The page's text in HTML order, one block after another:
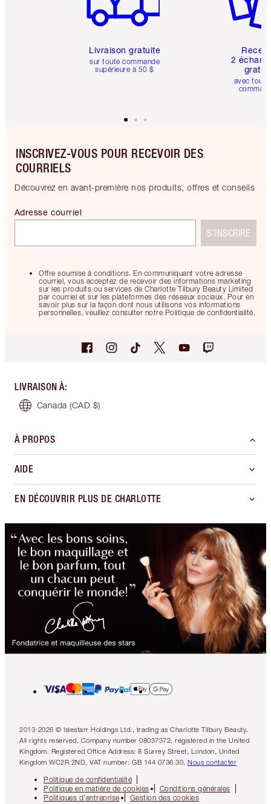
Livraison gratuite
sur toute commande
supérieure à 50 $
2
avec
INSCRIVEZ-VOUS POUR RECEVOIR DES
COURRIELS
Découvrez en avant-première nos produits, offres et conseils
Offre soumise à conditions. En communiquant votre adresse
courriel, vous acceptez de recevoir des informations marketing
sur les produits ou services de Charlotte Tilbury Beauty Limited
par courriel et sur les plateformes des réseaux sociaux. Pour en
savoir plus sur la façon dont nous utilisons vos informations
personnelles, veuillez consulter notre Politique de confidentialité.
Adresse courriel
S’INSCRIRE
LIVRAISON À:
Canada (CAD $)
À PROPOS
AIDE
EN DÉCOUVRIR PLUS DE CHARLOTTE
2013-2026 © Islestarr Holdings Ltd., trading as Charlotte Tilbury Beauty.
All rights reserved. Company number 08037372, registered in the United
Kingdom. Registered Office Address: 8 Surrey Street, London, United
Kingdom WC2R 2ND. VAT number: GB 144 0736 30. Nous contacter
Politique de confidentialité
Politique en matière de cookies
Conditions générales
Politiques d’entreprise
Gestion des cookies